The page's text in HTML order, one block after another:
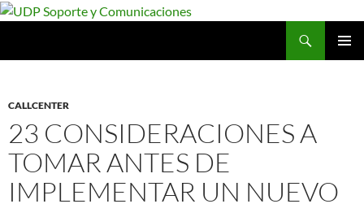
Saltar
CALLCENTER
23 CONSIDERACIONES A
TOMAR ANTES DE
IMPLEMENTAR UN NUEVO